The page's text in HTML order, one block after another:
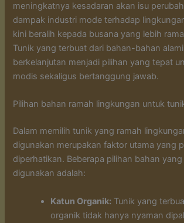
meningkatnya kesadaran akan isu
dampak industri mode terhadap
kini beralih kepada busana yang lebih
Tunik yang terbuat dari bahan-bahan
berkelanjutan menjadi pilihan yang tepat
modis sekaligus bertanggung jawab.
Pilihan bahan ramah lingkungan untuk
Dalam memilih tunik yang ramah
digunakan merupakan faktor utama yang
diperhatikan. Beberapa pilihan bahan
digunakan adalah:
Katun Organik: Tunik yang
organik tidak hanya nyaman